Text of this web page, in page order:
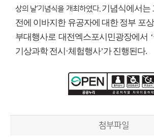
상의 날’기념식을 개최하였다.기념식에서는
전에 이바지한 유공자에 대한 정부 포
부대행사로 대전엑스포시민광장에서
기상과학 전시·체험행사’가 진행된다.
첨부파일